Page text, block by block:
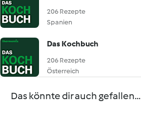
206 Rezepte
Spanien
Das Kochbuch
206 Rezepte
Österreich
Das könnte dir auch gefallen...